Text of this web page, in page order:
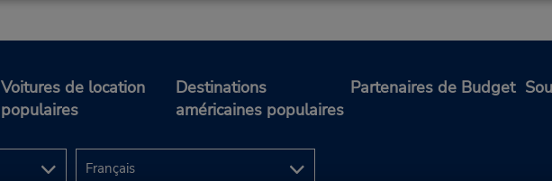
Voitures de location
populaires
Destinations
américaines populaires
Partenaires de Budget